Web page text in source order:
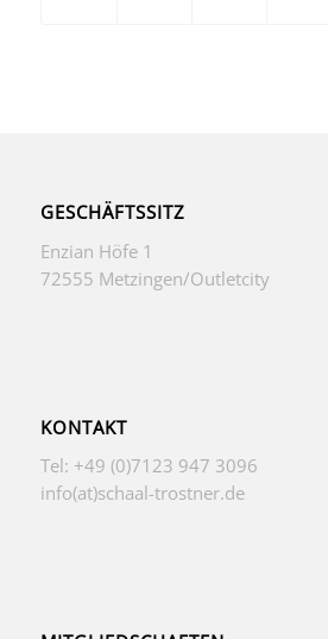
GESCHÄFTSSITZ
Enzian Höfe 1
72555 Metzingen/Outletcity
KONTAKT
Tel: +49 (0)7123 947 3096
info(at)schaal-trostner.de